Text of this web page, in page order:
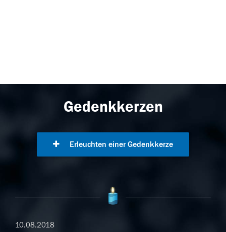
Gedenkkerzen
Erleuchten einer Gedenkkerze
10.08.2018